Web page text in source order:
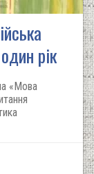
рік
«Мова